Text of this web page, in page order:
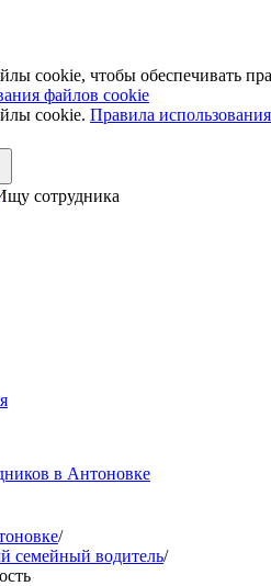
cookie, чтобы обеспечивать
файлов cookie
cookie. Правила
сотрудника
в Антоновке
/
семейный водитель/